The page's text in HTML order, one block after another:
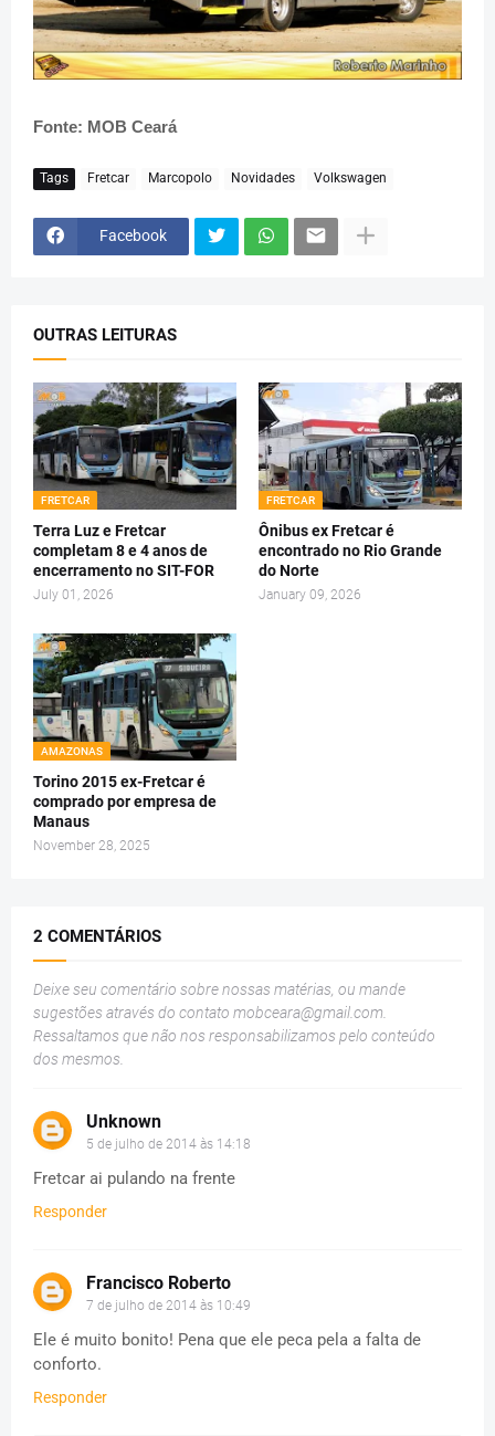
Fonte: MOB Ceará
Tags Fretcar Marcopolo Novidades Volkswagen
Facebook
OUTRAS LEITURAS
FRETCAR
Terra Luz e Fretcar
completam 8 e 4 anos de
encerramento no SIT-FOR
July 01, 2026
FRETCAR
Ônibus ex Fretcar é
encontrado no Rio Grande
do Norte
January 09, 2026
AMAZONAS
Torino 2015 ex-Fretcar é
comprado por empresa de
Manaus
November 28, 2025
2 COMENTÁRIOS
Deixe seu comentário sobre nossas matérias, ou mande
sugestões através do contato mobceara@gmail.com
Ressaltamos que não nos responsabilizamos pelo conteúdo
dos mesmos.
Unknown
5 de julho de 2014 às 14:18
Fretcar ai pulando na frente
Responder
Francisco Roberto
7 de julho de 2014 às 10:49
Ele é muito bonito! Pena que ele peca pela a falta de
conforto.
Responder